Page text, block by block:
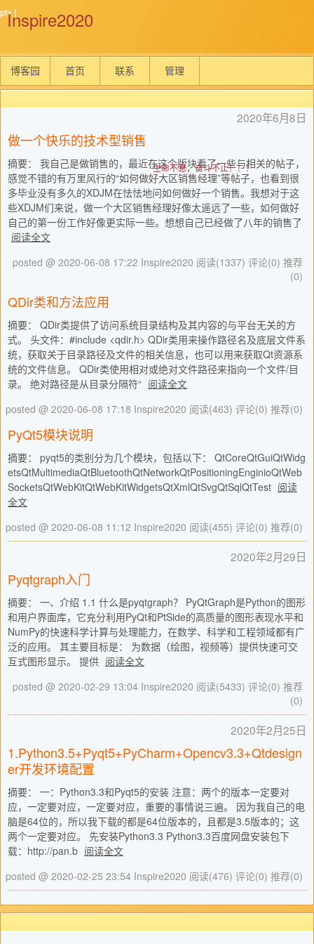
Inspire2020
生命不息，奋斗不止！！！
博客园 首页 联系 管理
2020年6月8日
做一个快乐的技术型销售
摘要： 我自己是做销售的，最近在这个版块看了一些与相关的帖子，
感觉不错的有万里风行的“如何做好大区销售经理”等帖子，也看到很
多毕业没有多久的XDJM在怯怯地问如何做好一个销售。我想对于这
些XDJM们来说，做一个大区销售经理好像太遥远了一些，如何做好
自己的第一份工作好像更实际一些。想想自己已经做了八年的销售了
阅读全文
posted @ 2020-06-08 17:22 Inspire2020 阅读(1337) 评论(0) 推荐
(0)
QDir类和方法应用
摘要： QDir类提供了访问系统目录结构及其内容的与平台无关的方
式。 头文件：#include <qdir.h> QDir类用来操作路径名及底层文件系
统，获取关于目录路径及文件的相关信息，也可以用来获取Qt资源系
统的文件信息。 QDir类使用相对或绝对文件路径来指向一个文件/目
录。 绝对路径是从目录分隔符“ 阅读全文
posted @ 2020-06-08 17:18 Inspire2020 阅读(463) 评论(0) 推荐(0)
PyQt5模块说明
摘要： pyqt5的类别分为几个模块，包括以下： QtCoreQtGuiQtWidg
etsQtMultimediaQtBluetoothQtNetworkQtPositioningEnginioQtWeb
SocketsQtWebKitQtWebKitWidgetsQtXmlQtSvgQtSqlQtTest 阅读
全文
posted @ 2020-06-08 11:12 Inspire2020 阅读(455) 评论(0) 推荐(0)
2020年2月29日
Pyqtgraph入门
摘要： 一、介绍 1.1 什么是pyqtgraph？ PyQtGraph是Python的图形
和用户界面库，它充分利用PyQt和PtSide的高质量的图形表现水平和
NumPy的快速科学计算与处理能力，在数学、科学和工程领域都有广
泛的应用。 其主要目标是： 为数据（绘图，视频等）提供快速可交
互式图形显示。 提供 阅读全文
posted @ 2020-02-29 13:04 Inspire2020 阅读(5433) 评论(0) 推荐
(0)
2020年2月25日
1.Python3.5+Pyqt5+PyCharm+Opencv3.3+Qtdesign
er开发环境配置
摘要： 一：Python3.3和Pyqt5的安装 注意：两个的版本一定要对
应，一定要对应，一定要对应，重要的事情说三遍。 因为我自己的电
脑是64位的，所以我下载的都是64位版本的，且都是3.5版本的；这
两个一定要对应。 先安装Python3.3 Python3.3百度网盘安装包下
载：http://pan.b 阅读全文
posted @ 2020-02-25 23:54 Inspire2020 阅读(476) 评论(0) 推荐(0)